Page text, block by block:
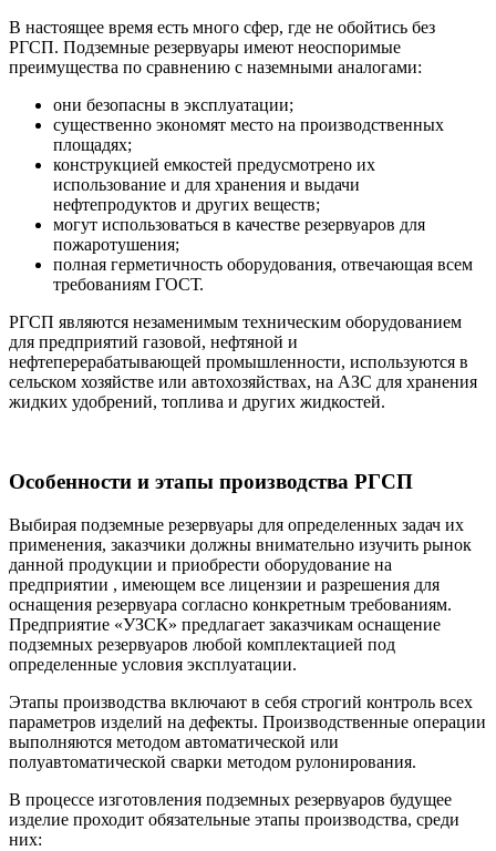
В настоящее время есть много сфер, где не обойтись без
РГСП. Подземные резервуары имеют неоспоримые
преимущества по сравнению с наземными аналогами:
они безопасны в эксплуатации;
существенно экономят место на производственных
площадях;
конструкцией емкостей предусмотрено их
использование и для хранения и выдачи
нефтепродуктов и других веществ;
могут использоваться в качестве резервуаров для
пожаротушения;
полная герметичность оборудования, отвечающая всем
требованиям ГОСТ.
РГСП являются незаменимым техническим оборудованием
для предприятий газовой, нефтяной и
нефтеперерабатывающей промышленности, используются в
сельском хозяйстве или автохозяйствах, на АЗС для хранения
жидких удобрений, топлива и других жидкостей.
Особенности и этапы производства РГСП
Выбирая подземные резервуары для определенных задач их
применения, заказчики должны внимательно изучить рынок
данной продукции и приобрести оборудование на
предприятии , имеющем все лицензии и разрешения для
оснащения резервуара согласно конкретным требованиям.
Предприятие «УЗСК» предлагает заказчикам оснащение
подземных резервуаров любой комплектацией под
определенные условия эксплуатации.
Этапы производства включают в себя строгий контроль всех
параметров изделий на дефекты. Производственные операции
выполняются методом автоматической или
полуавтоматической сварки методом рулонирования.
В процессе изготовления подземных резервуаров будущее
изделие проходит обязательные этапы производства, среди
них: